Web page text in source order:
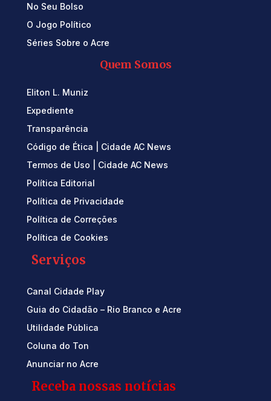
No Seu Bolso
O Jogo Político
Séries Sobre o Acre
Quem Somos
Eliton L. Muniz
Expediente
Transparência
Código de Ética | Cidade AC News
Termos de Uso | Cidade AC News
Política Editorial
Política de Privacidade
Política de Correções
Política de Cookies
Serviços
Canal Cidade Play
Guia do Cidadão – Rio Branco e Acre
Utilidade Pública
Coluna do Ton
Anunciar no Acre
Receba nossas notícias